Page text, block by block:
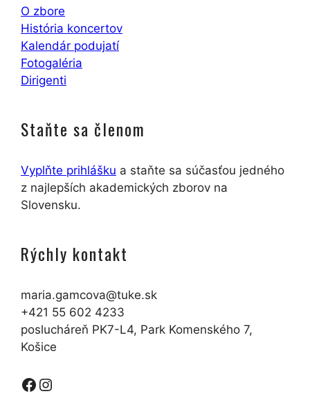
O zbore
História koncertov
Kalendár podujatí
Fotogaléria
Dirigenti
Staňte sa členom
Vyplňte prihlášku a staňte sa súčasťou jedného
z najlepších akademických zborov na
Slovensku.
Rýchly kontakt
maria.gamcova@tuke.sk
+421 55 602 4233
poslucháreň PK7-L4, Park Komenského 7,
Košice
Facebook
Instagram